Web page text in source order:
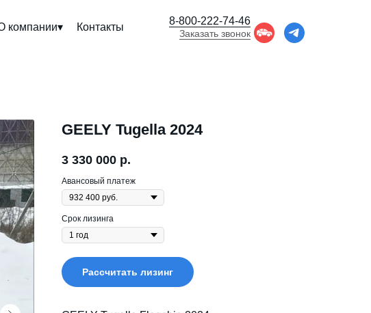
компании▾ Контакты
8-800-222-74-46
Заказать звонок
GEELY Tugella 2024
3 330 000 р.
Авансовый платеж
Срок лизинга
Рассчитать лизинг